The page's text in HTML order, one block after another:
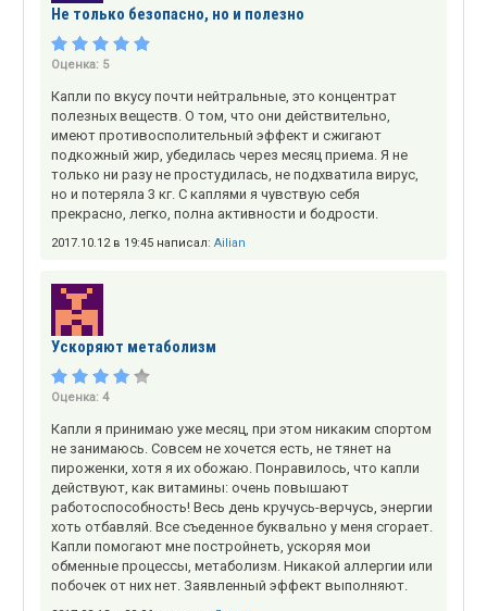
Не только безопасно, но и полезно
Оценка: 5
Капли по вкусу почти нейтральные, это концентрат
полезных веществ. О том, что они действительно,
имеют противосполительный эффект и сжигают
подкожный жир, убедилась через месяц приема. Я не
только ни разу не простудилась, не подхватила вирус,
но и потеряла 3 кг. С каплями я чувствую себя
прекрасно, легко, полна активности и бодрости.
2017.10.12 в 19:45 написал: Ailian
Ускоряют метаболизм
Оценка: 4
Капли я принимаю уже месяц, при этом никаким спортом
не занимаюсь. Совсем не хочется есть, не тянет на
пироженки, хотя я их обожаю. Понравилось, что капли
действуют, как витамины: очень повышают
работоспособность! Весь день кручусь-верчусь, энергии
хоть отбавляй. Все съеденное буквально у меня сгорает.
Капли помогают мне постройнеть, ускоряя мои
обменные процессы, метаболизм. Никакой аллергии или
побочек от них нет. Заявленный эффект выполняют.